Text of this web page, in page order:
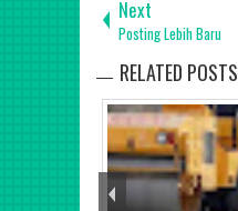
Next
Posting Lebih Baru
RELATED POSTS